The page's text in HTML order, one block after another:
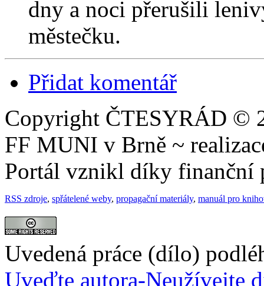
dny a noci přerušili
městečku.
Přidat komentář
Copyright ČTESYRÁD ©
FF MUNI v Brně ~
Portál vznikl díky finanční
RSS zdroje, spřátelené weby, propagační materiály, manuál pro
Uvedená práce (dílo)
Uveďte autora-Neužívejte